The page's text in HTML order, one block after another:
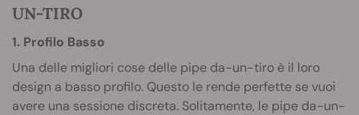
UN-TIRO
1. Profilo Basso
Una delle migliori cose delle pipe da-un-tiro è il loro
design a basso profilo. Questo le rende perfette se vuoi
avere una sessione discreta. Solitamente, le pipe da-un-